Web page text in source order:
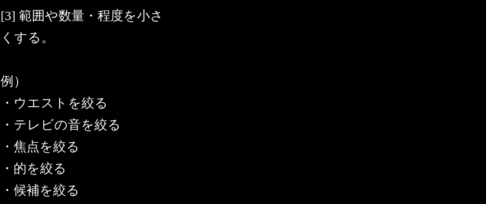
[3] 範囲や数量・程度を小さ
くする。
例）
・ウエストを絞る
・テレビの音を絞る
・焦点を絞る
・的を絞る
・候補を絞る